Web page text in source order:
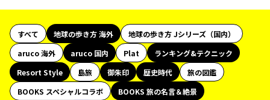
すべて 地球の歩き方 海外
地球の歩き方 Jシリーズ（国内）
aruco 海外
aruco 国内 Plat
ランキング&テクニック
Resort Style
島旅 御朱印 歴史時代
旅の図鑑
BOOKS スペシャルコラボ
BOOKS 旅の名言＆絶景